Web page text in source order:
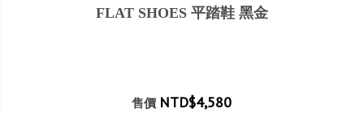
FLAT SHOES 平踏鞋 黑金
售價 NTD$4,580